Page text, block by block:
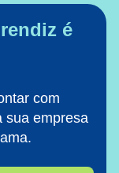
é
com
sua empresa